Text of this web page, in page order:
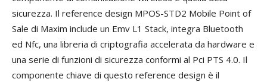
sicurezza. Il reference design MPOS-STD2 Mobile Point of
Sale di Maxim include un Emv L1 Stack, integra Bluetooth
ed Nfc, una libreria di criptografia accelerata da hardware e
una serie di funzioni di sicurezza conformi al Pci PTS 4.0. Il
componente chiave di questo reference design è il